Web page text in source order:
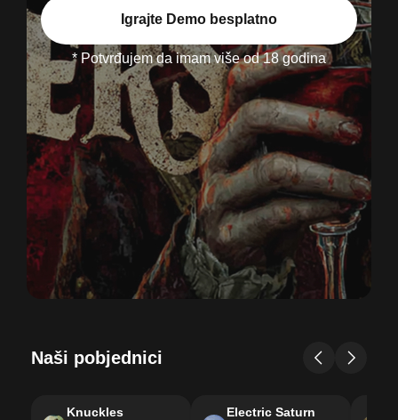
Igrajte Demo besplatno
* Potvrđujem da imam više od 18 godina
Naši pobjednici
Knuckles
Electric Saturn